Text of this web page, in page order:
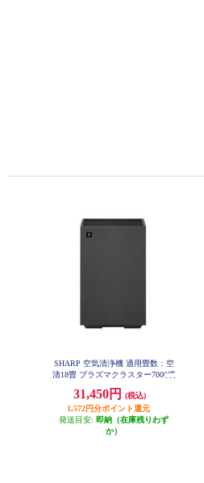
SHARP 空気清浄機 適用畳数：空
清18畳 プラズマクラスター7000搭
ー FU-U40-H
31,450円
(税込)
1,572円分ポイント還元
発送目安: 即納（在庫残りわず
か）